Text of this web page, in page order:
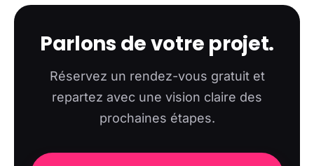
Parlons de votre projet.
Réservez un rendez-vous gratuit et
repartez avec une vision claire des
prochaines étapes.